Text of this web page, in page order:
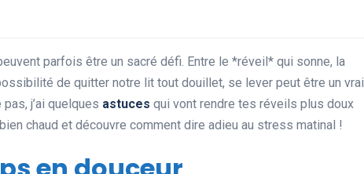
parfois être un sacré défi. Entre le *réveil* qui sonne, la
de quitter notre lit tout douillet, se lever peut être un vrai
j’ai quelques astuces qui vont rendre tes réveils plus doux
chaud et découvre comment dire adieu au stress matinal !